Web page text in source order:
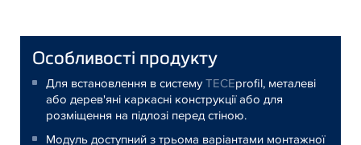
Особливості продукту
Для встановлення в системуTECEprofil, металеві
або дерев'яні каркасні конструкції або для
розміщення на підлозі перед стіною.
Модуль доступний з трьома варіантами монтажної